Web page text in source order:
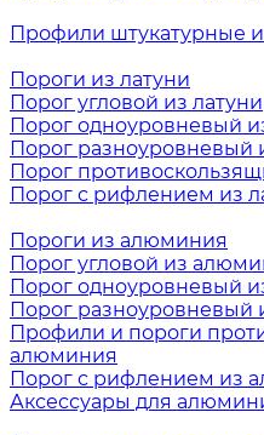
Профили штукатурные
Пороги из латуни
Порог угловой из латуни
Порог одноуровневый
Порог разноуровневый
Порог
Порог с рифлением из
Пороги из алюминия
Порог угловой из
Порог одноуровневый
Порог разноуровневый
Профили и пороги
алюминия
Порог с рифлением из
Аксессуары для